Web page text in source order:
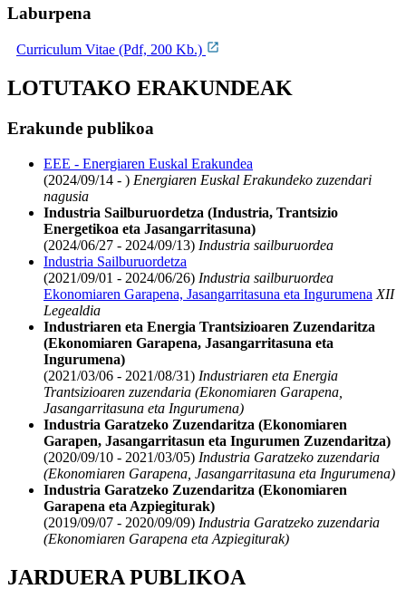
Laburpena
Curriculum Vitae (Pdf, 200 Kb.)
LOTUTAKO ERAKUNDEAK
Erakunde publikoa
EEE - Energiaren Euskal Erakundea
(2024/09/14 - ) Energiaren Euskal Erakundeko zuzendari
nagusia
Industria Sailburuordetza (Industria, Trantsizio
Energetikoa eta Jasangarritasuna)
(2024/06/27 - 2024/09/13) Industria sailburuordea
Industria Sailburuordetza
(2021/09/01 - 2024/06/26) Industria sailburuordea
Ekonomiaren Garapena, Jasangarritasuna eta Ingurumena XII
Legealdia
Industriaren eta Energia Trantsizioaren Zuzendaritza
(Ekonomiaren Garapena, Jasangarritasuna eta
Ingurumena)
(2021/03/06 - 2021/08/31) Industriaren eta Energia
Trantsizioaren zuzendaria (Ekonomiaren Garapena,
Jasangarritasuna eta Ingurumena)
Industria Garatzeko Zuzendaritza (Ekonomiaren
Garapen, Jasangarritasun eta Ingurumen Zuzendaritza)
(2020/09/10 - 2021/03/05) Industria Garatzeko zuzendaria
(Ekonomiaren Garapena, Jasangarritasuna eta Ingurumena)
Industria Garatzeko Zuzendaritza (Ekonomiaren
Garapena eta Azpiegiturak)
(2019/09/07 - 2020/09/09) Industria Garatzeko zuzendaria
(Ekonomiaren Garapena eta Azpiegiturak)
JARDUERA PUBLIKOA